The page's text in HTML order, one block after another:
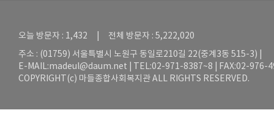
오늘 방문자 : 1,432 | 전체 방문자 : 5,222,020
주소 : (01759) 서울특별시 노원구 동일로210길 22(중계3동 515-3) |
E-MAIL:madeul@daum.net | TEL:02-971-8387~8 | FAX:02-976-
COPYRIGHT(c) 마들종합사회복지관 ALL RIGHTS RESERVED.